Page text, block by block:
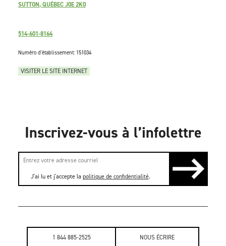
1 844 885-2525 NOUS ÉCRIRE
SUTTON, QUÉBEC J0E 2K0
514-601-8164
Numéro d'établissement: 151034
VISITER LE SITE INTERNET
Inscrivez-vous à l’infolettre
J'ai lu et j'accepte la politique de confidentialité.